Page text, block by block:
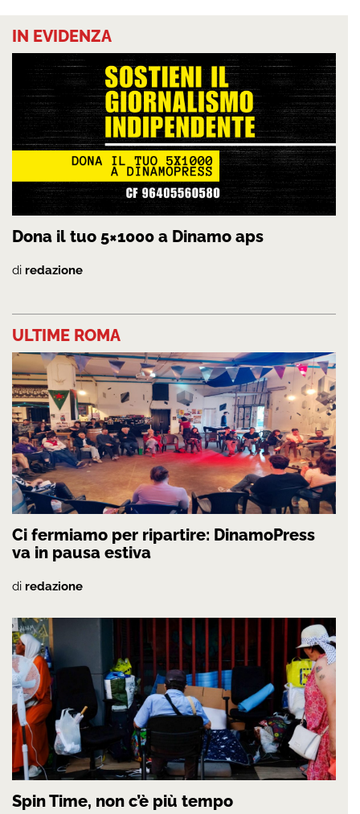
IN EVIDENZA
Dona il tuo 5×1000 a Dinamo aps
di redazione
ULTIME ROMA
Ci fermiamo per ripartire: DinamoPress
va in pausa estiva
di redazione
Spin Time, non c’è più tempo